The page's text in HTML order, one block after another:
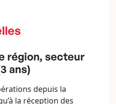
région, secteur
ans)
depuis la
la réception des